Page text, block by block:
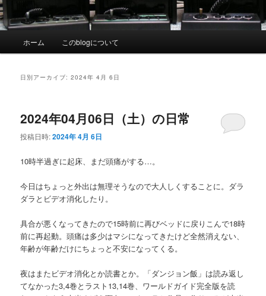
ホーム このblogについて
日別アーカイブ:2024年 4月 6日
2024年04月06日（土）の日常
投稿日時:2024年 4月 6日
10時半過ぎに起床、まだ頭痛がする…。
今日はちょっと外出は無理そうなので大人しくすることに。ダラ
ダラとビデオ消化したり。
具合が悪くなってきたので15時前に再びベッドに戻りこんで18時
前に再起動。頭痛は多少はマシになってきたけど全然消えない、
年齢が年齢だけにちょっと不安になってくる。
夜はまたビデオ消化とか読書とか。「ダンジョン飯」は読み返し
てなかった3,4巻とラスト13,14巻、ワールドガイド完全版を読